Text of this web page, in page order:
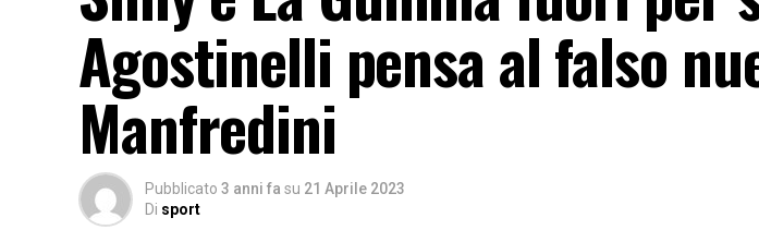
Agostinelli pensa al falso
Manfredini
Pubblicato 3 anni fa su 21 Aprile 2023
Di sport